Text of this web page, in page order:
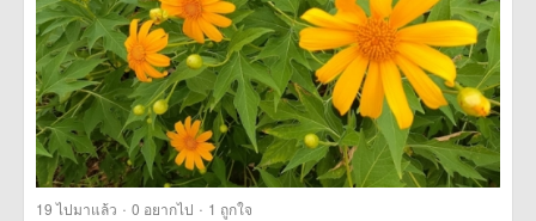
19ไปมาแล้ว · 0 อยากไป · 1 ถูกใจ